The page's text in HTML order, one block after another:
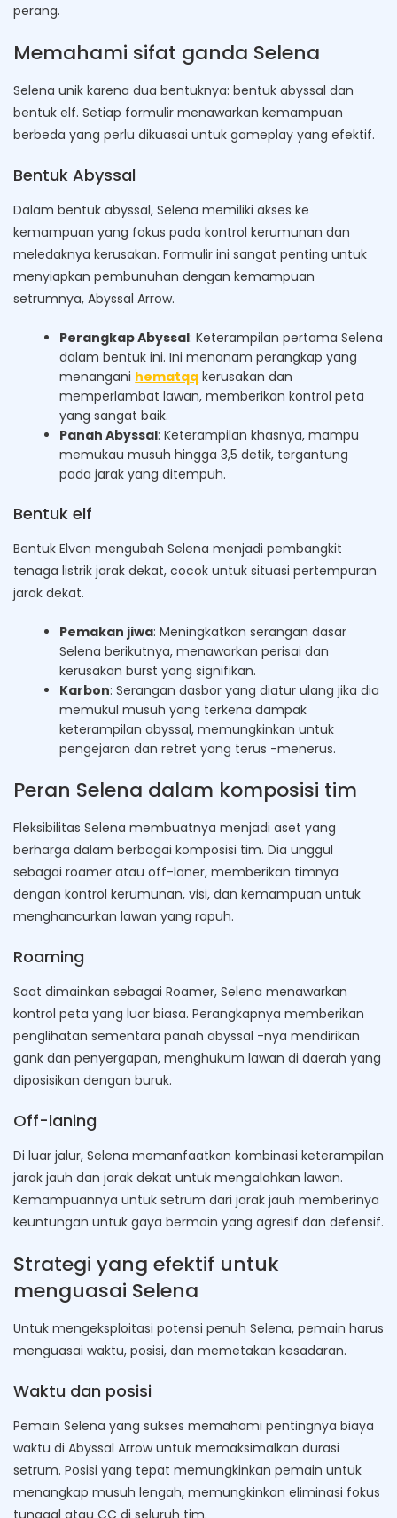
perang.
Memahami sifat ganda Selena
Selena unik karena dua bentuknya: bentuk abyssal dan
bentuk elf. Setiap formulir menawarkan kemampuan
berbeda yang perlu dikuasai untuk gameplay yang efektif.
Bentuk Abyssal
Dalam bentuk abyssal, Selena memiliki akses ke
kemampuan yang fokus pada kontrol kerumunan dan
meledaknya kerusakan. Formulir ini sangat penting untuk
menyiapkan pembunuhan dengan kemampuan
setrumnya, Abyssal Arrow.
Perangkap Abyssal: Keterampilan pertama Selena
dalam bentuk ini. Ini menanam perangkap yang
menangani hematqq kerusakan dan
memperlambat lawan, memberikan kontrol peta
yang sangat baik.
Panah Abyssal: Keterampilan khasnya, mampu
memukau musuh hingga 3,5 detik, tergantung
pada jarak yang ditempuh.
Bentuk elf
Bentuk Elven mengubah Selena menjadi pembangkit
tenaga listrik jarak dekat, cocok untuk situasi pertempuran
jarak dekat.
Pemakan jiwa: Meningkatkan serangan dasar
Selena berikutnya, menawarkan perisai dan
kerusakan burst yang signifikan.
Karbon: Serangan dasbor yang diatur ulang jika dia
memukul musuh yang terkena dampak
keterampilan abyssal, memungkinkan untuk
pengejaran dan retret yang terus -menerus.
Peran Selena dalam komposisi tim
Fleksibilitas Selena membuatnya menjadi aset yang
berharga dalam berbagai komposisi tim. Dia unggul
sebagai roamer atau off-laner, memberikan timnya
dengan kontrol kerumunan, visi, dan kemampuan untuk
menghancurkan lawan yang rapuh.
Roaming
Saat dimainkan sebagai Roamer, Selena menawarkan
kontrol peta yang luar biasa. Perangkapnya memberikan
penglihatan sementara panah abyssal -nya mendirikan
gank dan penyergapan, menghukum lawan di daerah yang
diposisikan dengan buruk.
Off-laning
Di luar jalur, Selena memanfaatkan kombinasi keterampilan
jarak jauh dan jarak dekat untuk mengalahkan lawan.
Kemampuannya untuk setrum dari jarak jauh memberinya
keuntungan untuk gaya bermain yang agresif dan defensif.
Strategi yang efektif untuk
menguasai Selena
Untuk mengeksploitasi potensi penuh Selena, pemain harus
menguasai waktu, posisi, dan memetakan kesadaran.
Waktu dan posisi
Pemain Selena yang sukses memahami pentingnya biaya
waktu di Abyssal Arrow untuk memaksimalkan durasi
setrum. Posisi yang tepat memungkinkan pemain untuk
menangkap musuh lengah, memungkinkan eliminasi fokus
tunggal atau CC di seluruh tim.